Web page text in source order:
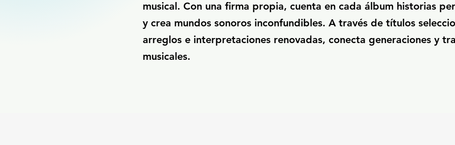
musical. Con una firma propia, cuenta en cada álbum historias
y crea mundos sonoros inconfundibles. A través de títulos
arreglos e interpretaciones renovadas, conecta generaciones y
musicales.